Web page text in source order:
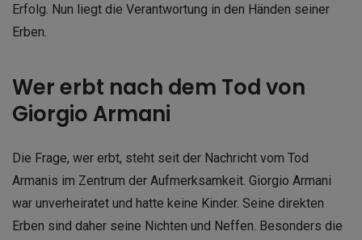
Erfolg. Nun liegt die Verantwortung in den Händen seiner
Erben.
Wer erbt nach dem Tod von
Giorgio Armani
Die Frage, wer erbt, steht seit der Nachricht vom Tod
Armanis im Zentrum der Aufmerksamkeit. Giorgio Armani
war unverheiratet und hatte keine Kinder. Seine direkten
Erben sind daher seine Nichten und Neffen. Besonders die